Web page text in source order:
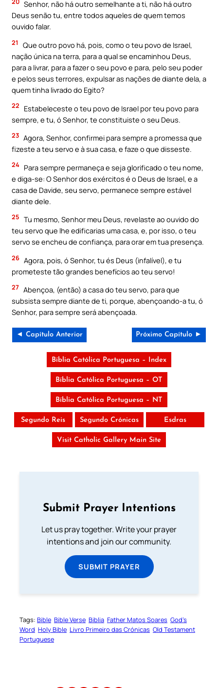
Senhor, não há outro semelhante a ti, não há outro
Deus senão tu, entre todos aqueles de quem temos
ouvido falar.
21
Que outro povo há, pois, como o teu povo de Israel,
nação única na terra, para a qual se encaminhou Deus,
para a livrar, para a fazer o seu povo e para, pelo seu poder
e pelos seus terrores, expulsar as nações de diante dela, a
quem tinha livrado do Egito?
22
Estabeleceste o teu povo de Israel por teu povo para
sempre, e tu, ó Senhor, te constituiste o seu Deus.
23 Agora, Senhor, confirmei para sempre a promessa que
fizeste a teu servo e à sua casa, e faze o que disseste.
24 Para sempre permaneça e seja glorificado o teu nome,
e diga-se: O Senhor dos exércitos é o Deus de Israel, e a
casa de Davide, seu servo, permanece sempre estável
diante dele.
25 Tu mesmo, Senhor meu Deus, revelaste ao ouvido do
teu servo que lhe edificarias uma casa, e, por isso, o teu
servo se encheu de confiança, para orar em tua presença.
26 Agora, pois, ó Senhor, tu és Deus (infalível), e tu
prometeste tão grandes benefícios ao teu servo!
27 Abençoa, (então) a casa do teu servo, para que
subsista sempre diante de ti, porque, abençoando-a tu, ó
Senhor, para sempre será abençoada.
◄ Capítulo Anterior Próximo Capítulo ►
Bíblia Católica Portuguesa – Index
Bíblia Católica Portuguesa – OT
Bíblia Católica Portuguesa – NT
Segundo Reis Segundo Crónicas Esdras
Visit Catholic Gallery Main Site
Submit Prayer Intentions
Let us pray together. Write your prayer
intentions and join our community.
SUBMIT PRAYER
Tags: Bible Bible Verse Biblia Father Matos Soares God’s
Word Holy Bible Livro Primeiro das Crónicas Old Testament
Portuguese